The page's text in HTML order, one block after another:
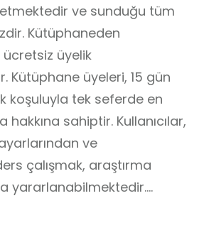
ve sunduğu tüm
Kütüphaneden
üyelik
Kütüphane üyeleri, 15 gün
koşuluyla tek seferde en
sahiptir. Kullanıcılar,
ve
çalışmak, araştırma
yararlanabilmektedir.